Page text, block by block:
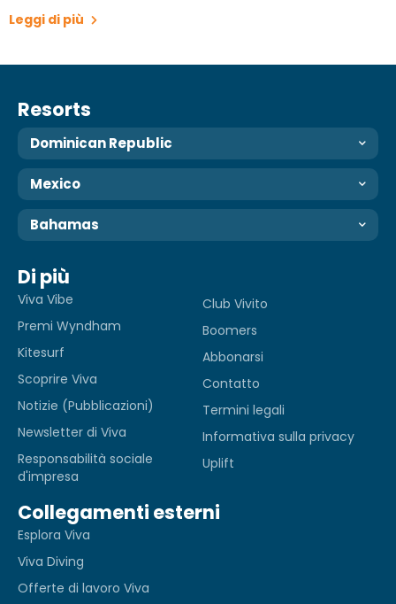
Leggi di più
Resorts
Dominican Republic
Mexico
Bahamas
Di più
Viva Vibe
Premi Wyndham
Kitesurf
Scoprire Viva
Notizie (Pubblicazioni)
Newsletter di Viva
Responsabilità sociale
d'impresa
Club Vivito
Boomers
Abbonarsi
Contatto
Termini legali
Informativa sulla privacy
Uplift
Collegamenti esterni
Esplora Viva
Viva Diving
Offerte di lavoro Viva